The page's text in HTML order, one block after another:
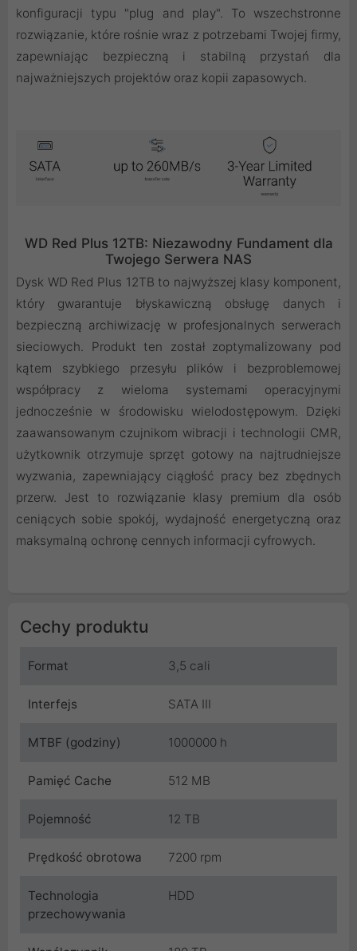
konfiguracji typu "plug and play". To wszechstronne
rozwiązanie, które rośnie wraz z potrzebami Twojej firmy,
zapewniając bezpieczną i stabilną przystań dla
najważniejszych projektów oraz kopii zapasowych.
WD Red Plus 12TB: Niezawodny Fundament dla
Twojego Serwera NAS
Dysk WD Red Plus 12TB to najwyższej klasy komponent,
który gwarantuje błyskawiczną obsługę danych i
bezpieczną archiwizację w profesjonalnych serwerach
sieciowych. Produkt ten został zoptymalizowany pod
kątem szybkiego przesyłu plików i bezproblemowej
współpracy z wieloma systemami operacyjnymi
jednocześnie w środowisku wielodostępowym. Dzięki
zaawansowanym czujnikom wibracji i technologii CMR,
użytkownik otrzymuje sprzęt gotowy na najtrudniejsze
wyzwania, zapewniający ciągłość pracy bez zbędnych
przerw. Jest to rozwiązanie klasy premium dla osób
ceniących sobie spokój, wydajność energetyczną oraz
maksymalną ochronę cennych informacji cyfrowych.
Cechy produktu
Format 3,5 cali
Interfejs SATA III
MTBF (godziny) 1000000 h
Pamięć Cache 512 MB
Pojemność 12 TB
Prędkość obrotowa 7200 rpm
Technologia
przechowywania
HDD